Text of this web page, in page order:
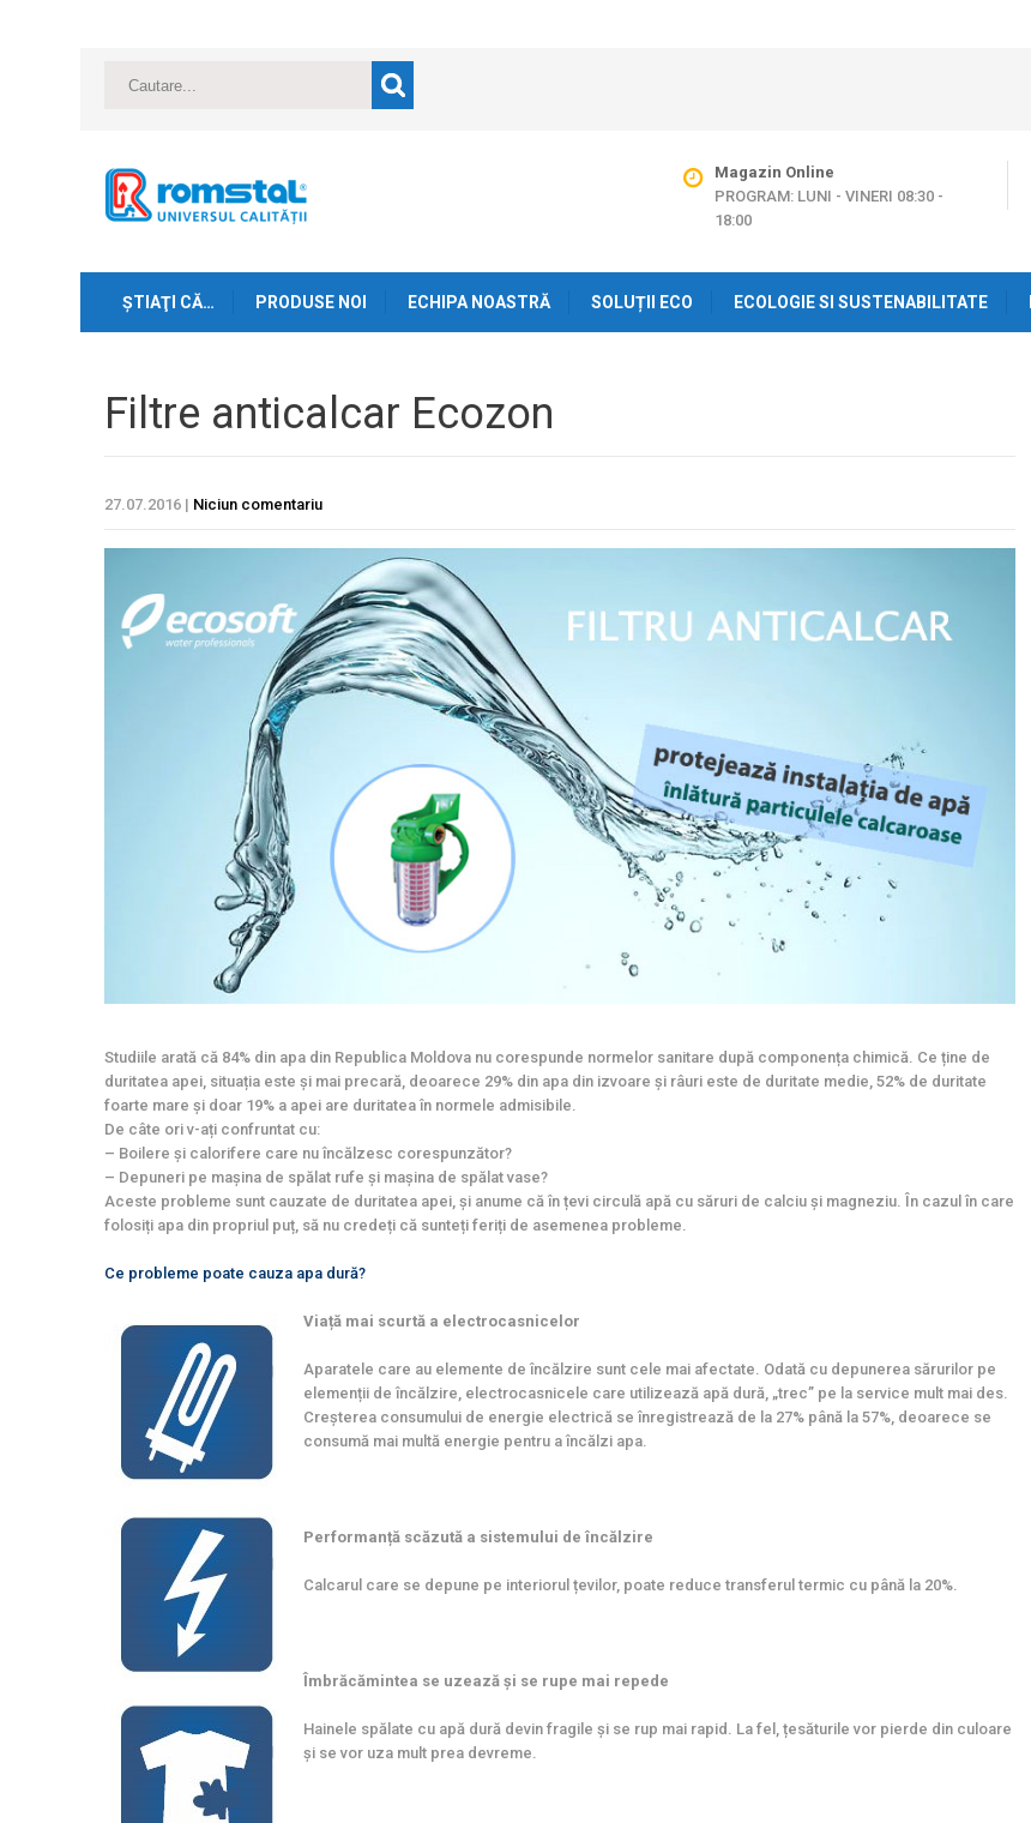
Magazin Online
PROGRAM: LUNI - VINERI 08:30 -
18:00
ŞTIAŢI CĂ… PRODUSE NOI ECHIPA NOASTRĂ SOLUȚII ECO ECOLOGIE SI SUSTENABILITATE
Filtre anticalcar Ecozon
27.07.2016 | Niciun comentariu
Studiile arată că 84% din apa din Republica Moldova nu corespunde normelor sanitare după componența chimică. Ce ține de
duritatea apei, situația este și mai precară, deoarece 29% din apa din izvoare și râuri este de duritate medie, 52% de duritate
foarte mare și doar 19% a apei are duritatea în normele admisibile.
De câte ori v-ați confruntat cu:
– Boilere și calorifere care nu încălzesc corespunzător?
– Depuneri pe mașina de spălat rufe și mașina de spălat vase?
Aceste probleme sunt cauzate de duritatea apei, și anume că în țevi circulă apă cu săruri de calciu și magneziu. În cazul în care
folosiți apa din propriul puț, să nu credeți că sunteți feriți de asemenea probleme.
Ce probleme poate cauza apa dură?
Viață mai scurtă a electrocasnicelor
Aparatele care au elemente de încălzire sunt cele mai afectate. Odată cu depunerea sărurilor pe
elemenții de încălzire, electrocasnicele care utilizează apă dură, „trec” pe la service mult mai des.
Creșterea consumului de energie electrică se înregistrează de la 27% până la 57%, deoarece se
consumă mai multă energie pentru a încălzi apa.
Performanță scăzută a sistemului de încălzire
Calcarul care se depune pe interiorul țevilor, poate reduce transferul termic cu până la 20%.
Îmbrăcămintea se uzează și se rupe mai repede
Hainele spălate cu apă dură devin fragile și se rup mai rapid. La fel, țesăturile vor pierde din culoare
și se vor uza mult prea devreme.